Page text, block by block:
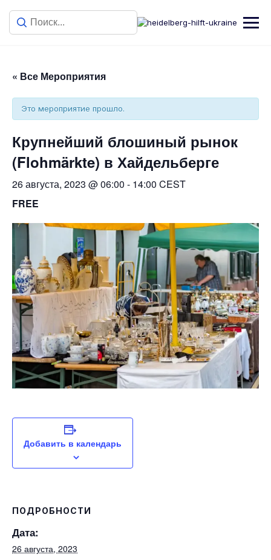
« Все Мероприятия
Это мероприятие прошло.
Крупнейший блошиный рынок
(Flohmärkte) в Хайдельберге
26 августа, 2023 @ 06:00 - 14:00 CEST
FREE
Добавить в календарь
ПОДРОБНОСТИ
Дата:
26 августа, 2023